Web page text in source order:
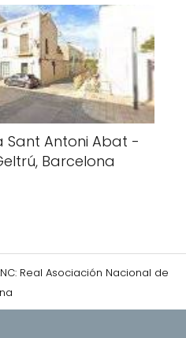
Sant Antoni Abat -
Barcelona
Real Asociación Nacional de